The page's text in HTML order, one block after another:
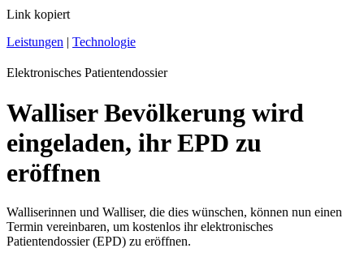
Link kopiert
Leistungen | Technologie
Elektronisches Patientendossier
Walliser Bevölkerung wird
eingeladen, ihr EPD zu
eröffnen
Walliserinnen und Walliser, die dies wünschen, können nun einen
Termin vereinbaren, um kostenlos ihr elektronisches
Patientendossier (EPD) zu eröffnen.